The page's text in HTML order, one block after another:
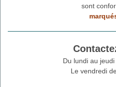
sont
Du lundi au jeudi
Le vendredi